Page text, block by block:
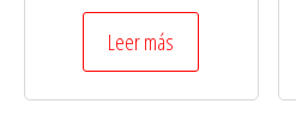
Leer más